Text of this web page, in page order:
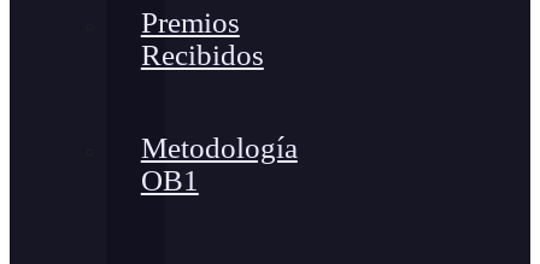
Premios
Recibidos
Metodología
OB1